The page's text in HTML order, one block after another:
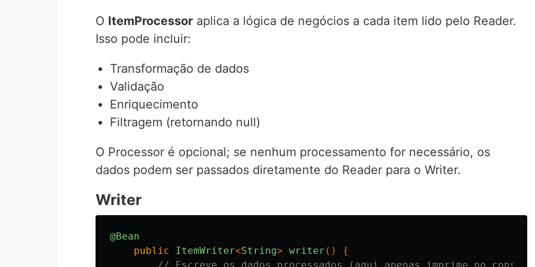
O ItemProcessor aplica a lógica de negócios a cada item lido pelo Reader.
Isso pode incluir:
Transformação de dados
Validação
Enriquecimento
Filtragem (retornando null)
O Processor é opcional; se nenhum processamento for necessário, os
dados podem ser passados diretamente do Reader para o Writer.
Writer
@Bean
public
ItemWriter<String> writer ()
{